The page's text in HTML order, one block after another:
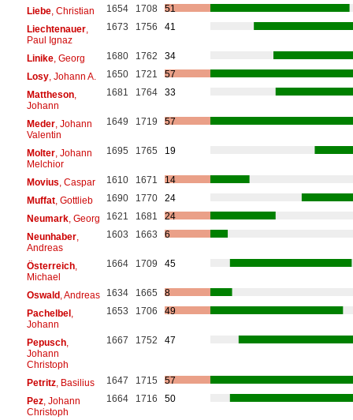
Liebe, Christian 1654 1708
51
Liechtenauer,
Paul Ignaz
1673 1756 41
Linike, Georg 1680 1762
34
Losy, Johann A. 1650 1721
57
Mattheson,
Johann
1681 1764 33
Meder, Johann
Valentin
1649 1719 57
Molter, Johann
Melchior
1695 1765 19
Movius , Caspar 1610 1671
14
Muffat, Gottlieb 1690 1770
24
Neumark, Georg 1621 1681
24
Neunhaber,
Andreas
1603 1663 6
Österreich,
Michael
1664 1709 45
Oswald, Andreas 1634 1665
8
Pachelbel,
Johann
1653 1706 49
Pepusch,
Johann
Christoph
1667 1752 47
Petritz, Basilius 1647 1715
57
Pez, Johann
Christoph
1664 1716 50